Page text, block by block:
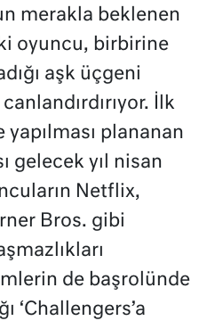
merakla beklenen
oyuncu, birbirine
aşk üçgeni
İlk
plananan
gelecek yıl nisan
Netflix,
Bros. gibi
de başrolünde
‘Challengers’a